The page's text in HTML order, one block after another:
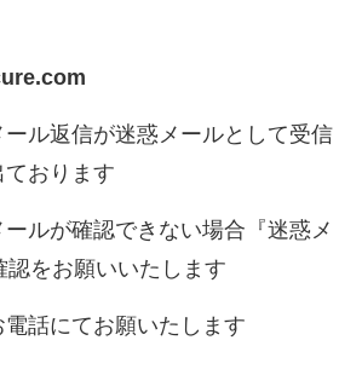
ル返信が迷惑メールとして受信
おります
ルが確認できない場合『迷惑メ
認をお願いいたします
話にてお願いたします